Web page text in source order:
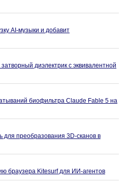
AI-музыки и добавит
диэлектрик с эквивалентной
биофильтра Claude Fable 5 на
преобразования 3D-сканов в
браузера Kitesurf для ИИ-агентов